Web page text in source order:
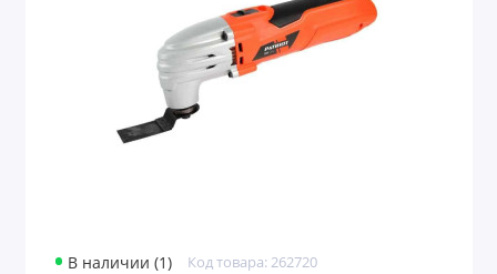
Средства защиты
Грузоподъемное оборудование
В наличии (1) Код товара: 262720